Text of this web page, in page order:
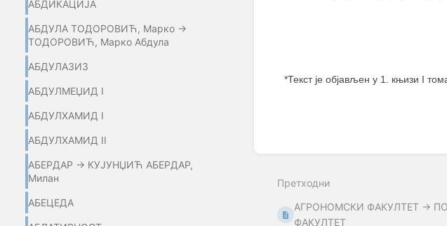
АБДИКАЦИЈА
АБДУЛА ТОДОРОВИЋ, Марко →
ТОДОРОВИЋ, Марко Абдула
АБДУЛАЗИЗ
АБДУЛМЕЏИД I
АБДУЛХАМИД I
АБДУЛХАМИД II
АБЕРДАР → КУЈУНЏИЋ АБЕРДАР,
Милан
АБЕЦЕДА
*Текст је објављен у 1. књизи I
Претходни
АГРОНОМСКИ ФАКУЛТЕТ →
ФАКУЛТЕТ